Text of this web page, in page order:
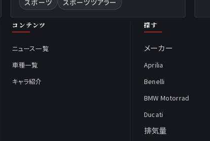
スポーツ
スポーツツアラー
コンテンツ
ニュース一覧
車種一覧
キャラ紹介
探す
メーカー
Aprilia
Benelli
BMW Motorrad
Ducati
排気量